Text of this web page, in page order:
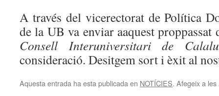
A través del vicerectorat de Política
de la UB va enviar aaquest
Consell Interuniversitari de
consideració. Desitgem sort i èxit al
Aquesta entrada ha esta publicada en NOTÍCIES. Afegeix a